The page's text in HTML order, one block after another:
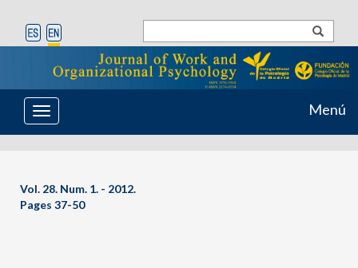
Toggle
navigation
Menú
Vol. 28. Num. 1. - 2012.
Pages 37-50